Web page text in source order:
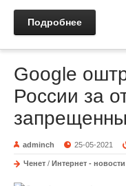
Подробнее
Google
России за
adminch 25-05-2021
Ченет / Интернет - новости